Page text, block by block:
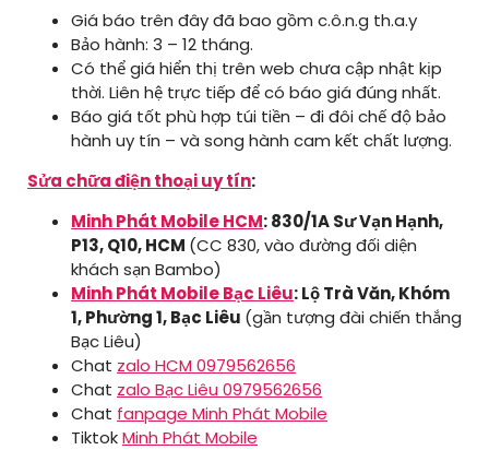
Giá báo trên đây đã bao gồm c.ô.n.g th.a.y
Bảo hành: 3 – 12 tháng.
Có thể giá hiển thị trên web chưa cập nhật kịp
thời. Liên hệ trực tiếp để có báo giá đúng nhất.
Báo giá tốt phù hợp túi tiền – đi đôi chế độ bảo
hành uy tín – và song hành cam kết chất lượng.
Sửa chữa điện thoại uy tín:
Minh Phát Mobile HCM: 830/1A Sư Vạn Hạnh,
P13, Q10, HCM (CC 830, vào đường đối diện
khách sạn Bambo)
Minh Phát Mobile Bạc Liêu: Lộ Trà Văn, Khóm
1, Phường 1, Bạc Liêu (gần tượng đài chiến thắng
Bạc Liêu)
Chat zalo HCM 0979562656
Chat zalo Bạc Liêu 0979562656
Chat fanpage Minh Phát Mobile
TiktokMinh Phát Mobile